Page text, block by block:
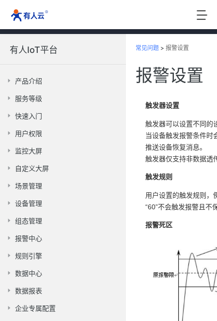
有人IoT平台
产品介绍
服务等级
快速入门
用户权限
监控大屏
自定义大屏
场景管理
设备管理
组态管理
报警中心
规则引擎
数据中心
数据报表
企业专属配置
常见问题 > 报警设置
报警设置
触发器设置
触发器可以设置不同的
当设备触发报警条件时
推送设备恢复消息。
触发器仅支持非数据透
触发规则
用户设置的触发规则，
“60”不会触发报警且不
报警死区